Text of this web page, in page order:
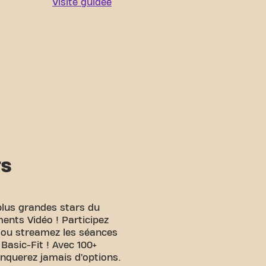
Visite guidée
grandes stars du
Vidéo ! Participez
streamez les séances
Fit ! Avec 100+
jamais d’options.